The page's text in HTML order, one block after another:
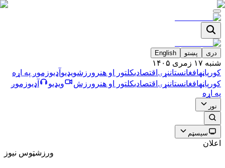
دری پښتو English
شنبه ۱۷ زمری ۱۴۰۵
کورپاڼهافغانستاننړۍ اقتصاديکلتور او هنر ورزشویډیو آډیوزموږ په اړه
کورپاڼهافغانستاننړۍ اقتصاديکلتور او هنر ورزش ویډیو آډیوزموږ
په اړه
نور
سیسټم
اعلان
ورزشټوس نیوز